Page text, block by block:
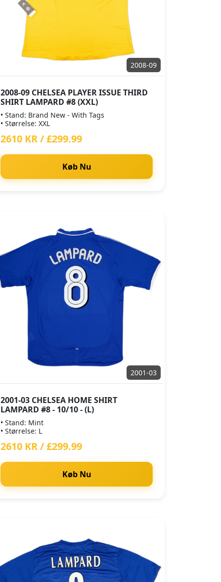
2008-09
2008-09 CHELSEA PLAYER ISSUE THIRD
SHIRT LAMPARD #8 (XXL)
• Stand: Brand New - With Tags
• Størrelse: XXL
2610 KR / £299.99
Køb Nu
2001-03
2001-03 CHELSEA HOME SHIRT
LAMPARD #8 - 10/10 - (L)
• Stand: Mint
• Størrelse: L
2610 KR / £299.99
Køb Nu